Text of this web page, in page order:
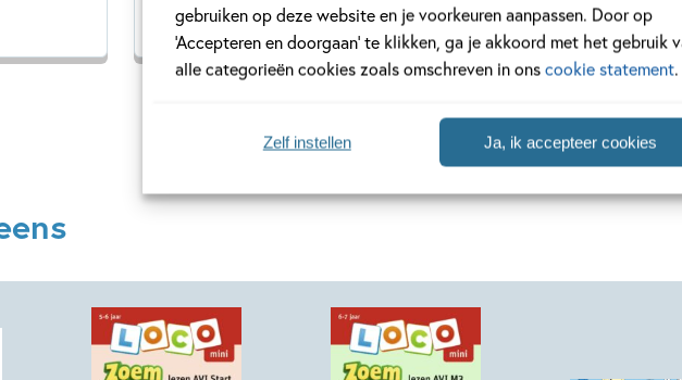
gebruiken op deze website en je voorkeuren aanpassen. Door op
‘Accepteren en doorgaan’ te klikken, ga je akkoord met het gebruik
alle categorieën cookies zoals omschreven in onscookie statement.
Ja, ik accepteer cookies
Zelf instellen
Lees meer Lees meer